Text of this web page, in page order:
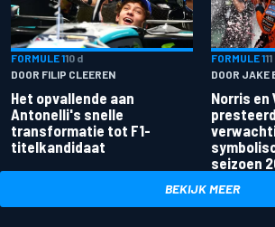
FORMULE 110 d
DOOR FILIP CLEEREN
Het opvallende aan
Antonelli's snelle
transformatie tot F1-
titelkandidaat
FORMULE 1
DOOR JAKE
Norris en
seizoen
BEKIJK MEER